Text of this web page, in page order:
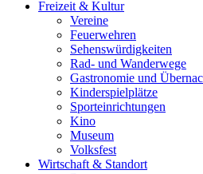
Freizeit & Kultur
Vereine
Feuerwehren
Sehenswürdigkeiten
Rad- und Wanderwege
Gastronomie und
Kinderspielplätze
Sporteinrichtungen
Kino
Museum
Volksfest
Wirtschaft & Standort